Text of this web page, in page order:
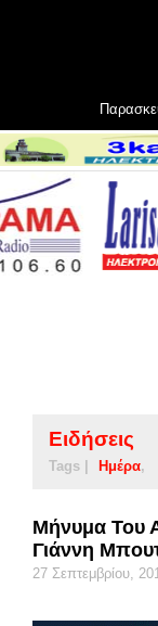
Ειδήσεις
Tags | Ημέρα
Μήνυμα Του
Γιάννη
27 Σεπτεμβρίου,